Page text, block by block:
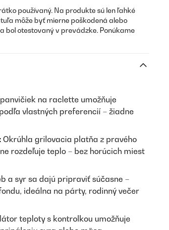
používaný. Na produkte sú len ľahké
môže byť mierne poškodená alebo
bol otestovaný v prevádzke. Ponúkame
na raclette umožňuje
vlastných preferencií – žiadne
Okrúhla grilovacia platňa z pravého
rozdeľuje teplo – bez horúcich miest
a syr sa dajú pripraviť súčasne –
ideálna na párty, rodinný večer
teploty s kontrolkou umožňuje